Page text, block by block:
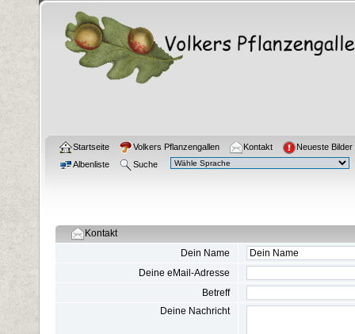
Startseite Volkers Pflanzengallen Kontakt
Neueste Bilder
Albenliste
Suche
Kontakt
Dein Name
Deine eMail-Adresse
Betreff
Deine Nachricht